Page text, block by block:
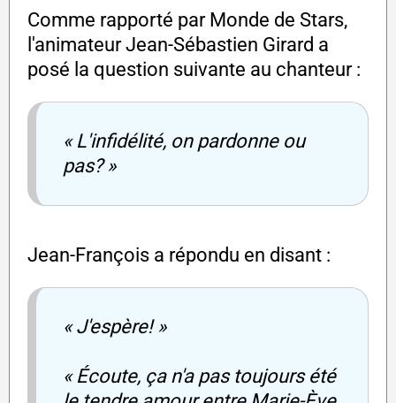
Comme rapporté par Monde de Stars,
l'animateur Jean-Sébastien Girard a
posé la question suivante au chanteur :
« L'infidélité, on pardonne ou
pas? »
Jean-François a répondu en disant :
« J'espère! »
« Écoute, ça n'a pas toujours été